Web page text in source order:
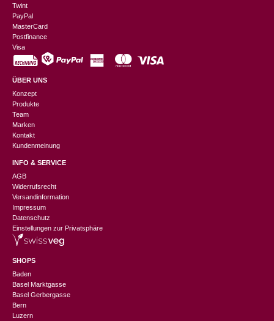
Twint
PayPal
MasterCard
Postfinance
Visa
ÜBER UNS
Konzept
Produkte
Team
Marken
Kontakt
Kundenmeinung
INFO & SERVICE
AGB
Widerrufsrecht
Versandinformation
Impressum
Datenschutz
Einstellungen zur Privatsphäre
SHOPS
Baden
Basel Marktgasse
Basel Gerbergasse
Bern
Luzern